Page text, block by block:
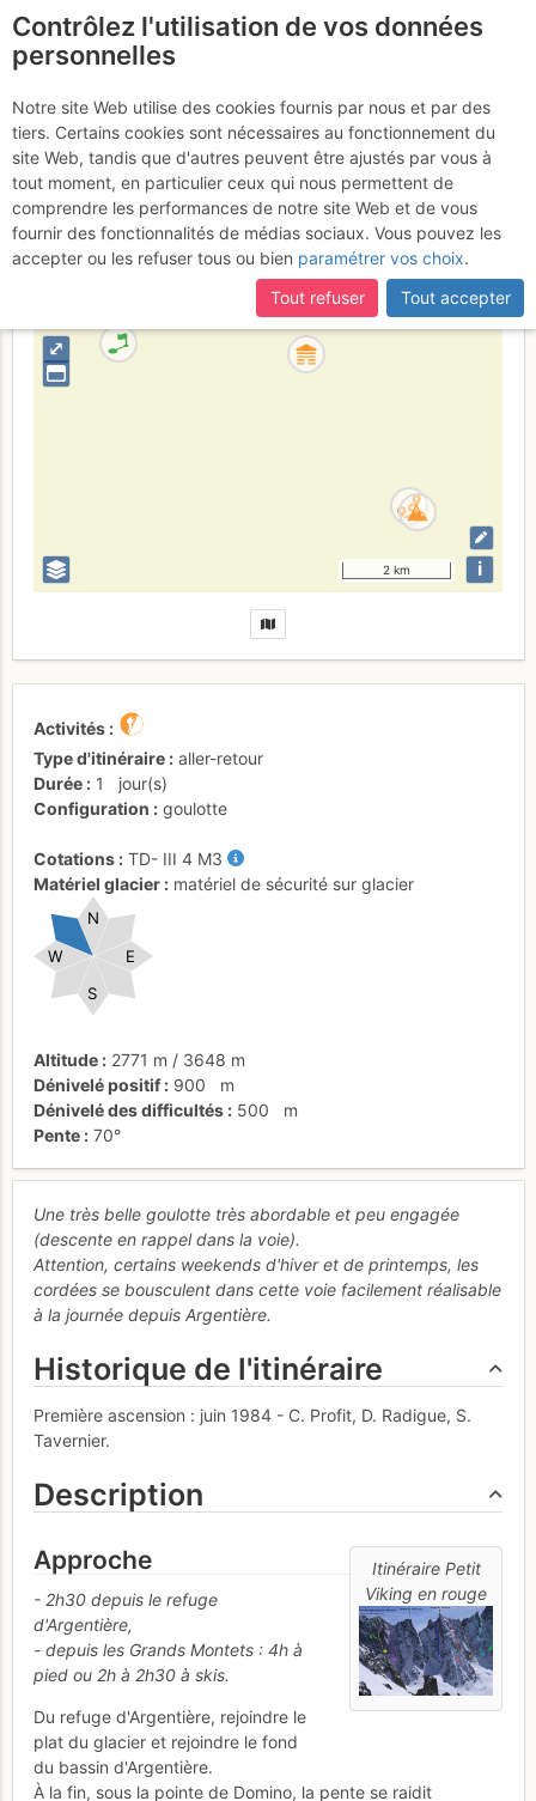
Pointe du Domino :
Petit Viking
France Haute-Savoie Mont-Blanc
⤢
2 km i
Activités
Type d'itinéraire
aller-retour
Durée
1
jour(s)
Configuration
goulotte
Cotations TD- III 4 M3
Matériel glacier
matériel de sécurité sur glacier
E
W
S
N
Altitude 2771 m / 3648 m
Dénivelé positif
900
m
Dénivelé des difficultés
500
m
Pente
70°
Une très belle goulotte très abordable et peu engagée
(descente en rappel dans la voie).
Attention, certains weekends d'hiver et de printemps, les
cordées se bousculent dans cette voie facilement réalisable
à la journée depuis Argentière.
Historique de l'itinéraire
Première ascension : juin 1984 - C. Profit, D. Radigue, S.
Tavernier.
Description
Itinéraire Petit
Viking en rouge
Approche
- 2h30 depuis le refuge
d'Argentière,
- depuis les Grands Montets : 4h à
pied ou 2h à 2h30 à skis.
Du refuge d'Argentière, rejoindre le
plat du glacier et rejoindre le fond
du bassin d'Argentière.
À la fin, sous la pointe de Domino, la pente se raidit
Contrôlez l'utilisation de vos données
personnelles
Notre site Web utilise des cookies fournis par nous et par des
tiers. Certains cookies sont nécessaires au fonctionnement du
site Web, tandis que d'autres peuvent être ajustés par vous à
tout moment, en particulier ceux qui nous permettent de
comprendre les performances de notre site Web et de vous
fournir des fonctionnalités de médias sociaux. Vous pouvez les
accepter ou les refuser tous ou bien paramétrer vos choix.
Tout refuser
Tout accepter